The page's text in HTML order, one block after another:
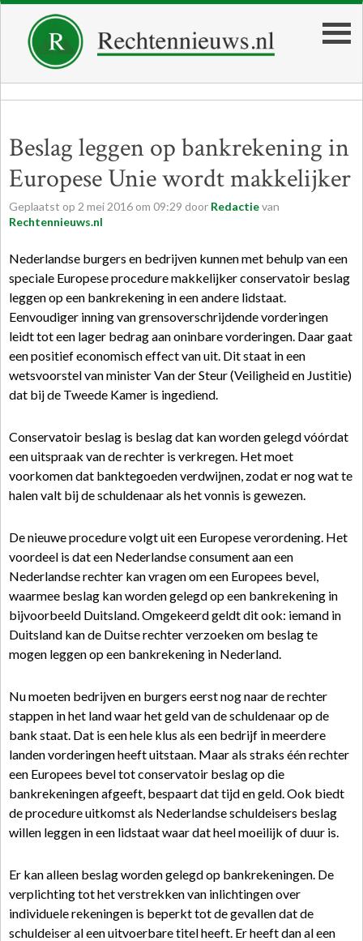
Beslag leggen op bankrekening in
Europese Unie wordt makkelijker
Geplaatst op 2 mei 2016 om 09:29 door Redactievan
Rechtennieuws.nl
Nederlandse burgers en bedrijven kunnen met behulp van een
speciale Europese procedure makkelijker conservatoir beslag
leggen op een bankrekening in een andere lidstaat.
Eenvoudiger inning van grensoverschrijdende vorderingen
leidt tot een lager bedrag aan oninbare vorderingen. Daar gaat
een positief economisch effect van uit. Dit staat in een
wetsvoorstel van minister Van der Steur (Veiligheid en Justitie)
dat bij de Tweede Kamer is ingediend.
Conservatoir beslag is beslag dat kan worden gelegd vóórdat
een uitspraak van de rechter is verkregen. Het moet
voorkomen dat banktegoeden verdwijnen, zodat er nog wat te
halen valt bij de schuldenaar als het vonnis is gewezen.
De nieuwe procedure volgt uit een Europese verordening. Het
voordeel is dat een Nederlandse consument aan een
Nederlandse rechter kan vragen om een Europees bevel,
waarmee beslag kan worden gelegd op een bankrekening in
bijvoorbeeld Duitsland. Omgekeerd geldt dit ook: iemand in
Duitsland kan de Duitse rechter verzoeken om beslag te
mogen leggen op een bankrekening in Nederland.
Nu moeten bedrijven en burgers eerst nog naar de rechter
stappen in het land waar het geld van de schuldenaar op de
bank staat. Dat is een hele klus als een bedrijf in meerdere
landen vorderingen heeft uitstaan. Maar als straks één rechter
een Europees bevel tot conservatoir beslag op die
bankrekeningen afgeeft, bespaart dat tijd en geld. Ook biedt
de procedure uitkomst als Nederlandse schuldeisers beslag
willen leggen in een lidstaat waar dat heel moeilijk of duur is.
Er kan alleen beslag worden gelegd op bankrekeningen. De
verplichting tot het verstrekken van inlichtingen over
individuele rekeningen is beperkt tot de gevallen dat de
schuldeiser al een uitvoerbare titel heeft. Er heeft dan al een